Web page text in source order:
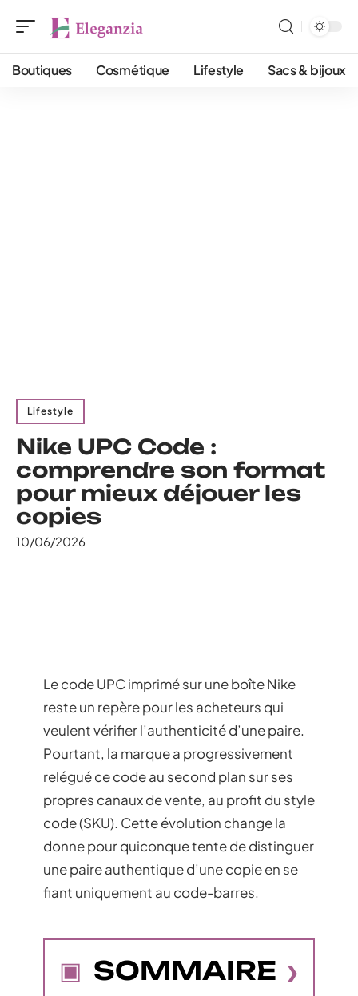
Boutiques Cosmétique Lifestyle Sacs & bijoux
Lifestyle
Nike UPC Code :
comprendre son format
pour mieux déjouer les
copies
10/06/2026
Le code UPC imprimé sur une boîte Nike
reste un repère pour les acheteurs qui
veulent vérifier l’authenticité d’une paire.
Pourtant, la marque a progressivement
relégué ce code au second plan sur ses
propres canaux de vente, au profit du style
code (SKU). Cette évolution change la
donne pour quiconque tente de distinguer
une paire authentique d’une copie en se
fiant uniquement au code-barres.
SOMMAIRE